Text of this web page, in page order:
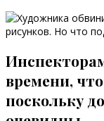
времени,
поскольку